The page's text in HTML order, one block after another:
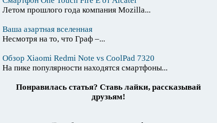
Летом прошлого года компания Mozilla...
Ваша азартная вселенная
Несмотря на то, что Граф –...
Обзор Xiaomi Redmi Note vs CoolPad 7320
На пике популярности находятся смартфоны...
Понравилась статья? Ставь лайки, рассказывай
друзьям!